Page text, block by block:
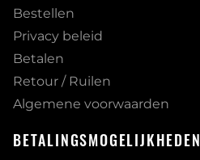
Bestellen
Privacy beleid
Betalen
Retour / Ruilen
Algemene voorwaarden
BETALINGSMOGELIJKHEDEN